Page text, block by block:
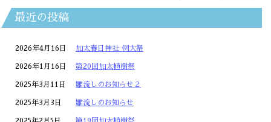
最近の投稿
加太春日神社 例大祭
2026年4月16日
第20回加太植樹祭
2026年1月16日
雛流しのお知らせ２
2025年3月11日
雛流しのお知らせ
2025年3月3日